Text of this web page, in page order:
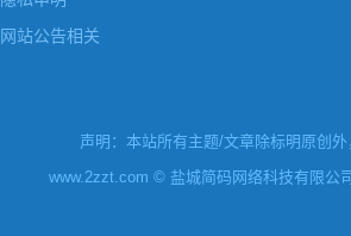
网站公告相关
声明：本站所有主题/文章除标明原创
www.2zzt.com © 盐城简码网络科技有限公